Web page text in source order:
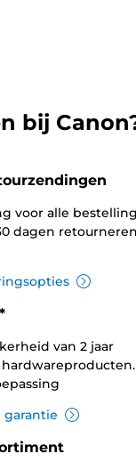
bij
voor alle
dagen
van 2 jaar
garantie